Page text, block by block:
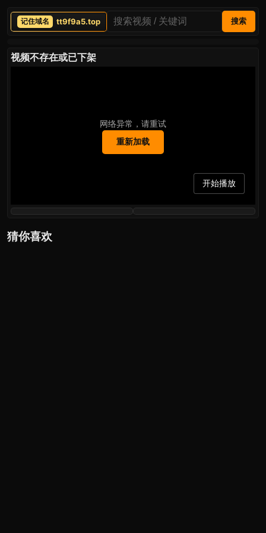
tt9f9a5.top 搜索
视频不存在或已下架
网络异常，请重试
重新加载
开始播放
猜你喜欢